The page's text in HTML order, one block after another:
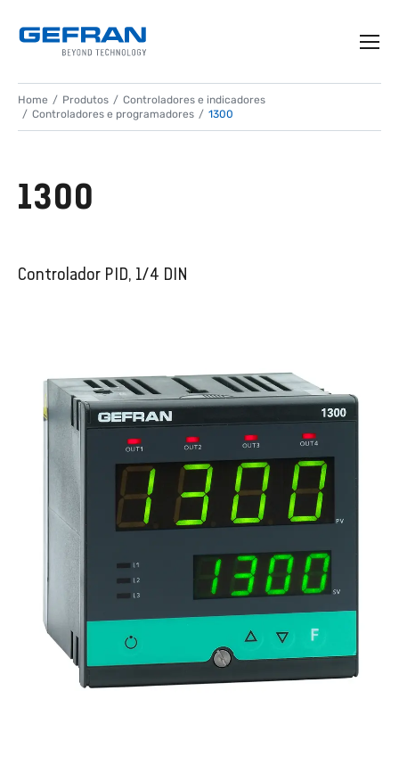
Home Produtos
Controladores e indicadores
Controladores e programadores
1300
1300
Controlador PID, 1/4 DIN